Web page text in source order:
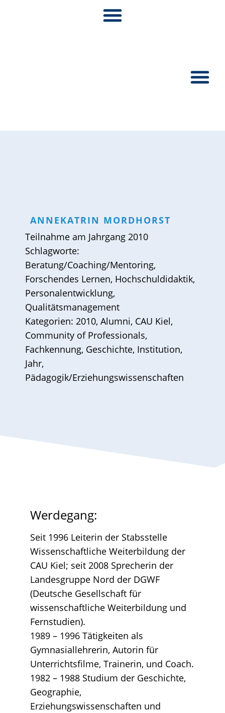
ANNEKATRIN MORDHORST
Teilnahme am Jahrgang 2010
Schlagworte:
Beratung/Coaching/Mentoring,
Forschendes Lernen, Hochschuldidaktik,
Personalentwicklung,
Qualitätsmanagement
Kategorien: 2010, Alumni, CAU Kiel,
Community of Professionals,
Fachkennung, Geschichte, Institution,
Jahr,
Pädagogik/Erziehungswissenschaften
Werdegang:
Seit 1996 Leiterin der Stabsstelle
Wissenschaftliche Weiterbildung der
CAU Kiel; seit 2008 Sprecherin der
Landesgruppe Nord der DGWF
(Deutsche Gesellschaft für
wissenschaftliche Weiterbildung und
Fernstudien).
1989 – 1996 Tätigkeiten als
Gymnasiallehrerin, Autorin für
Unterrichtsfilme, Trainerin, und Coach.
1982 – 1988 Studium der Geschichte,
Geographie,
Erziehungswissenschaften und